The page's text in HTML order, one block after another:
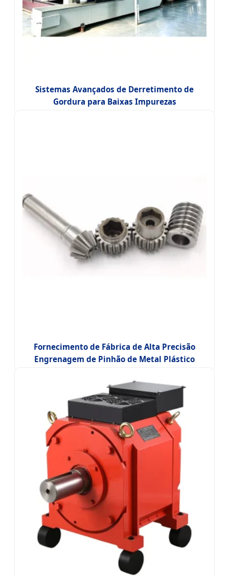
Sistemas Avançados de Derretimento de
Gordura para Baixas Impurezas
Fornecimento de Fábrica de Alta Precisão
Engrenagem de Pinhão de Metal Plástico